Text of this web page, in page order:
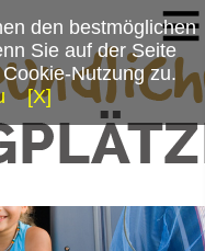
den bestmöglichen
Sie auf der Seite
Nutzung zu.
[X]